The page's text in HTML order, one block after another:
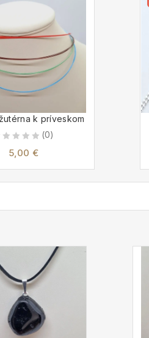
k príveskom
(0)
5,00 €